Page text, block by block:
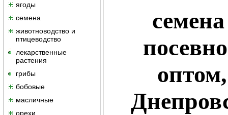
ягоды
семена
животноводство и
птицеводство
лекарственные
растения
грибы
бобовые
масличные
орехи